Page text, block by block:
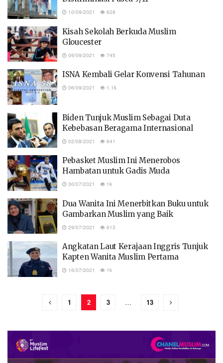
10/09/2021 628
Kisah Sekolah Berkuda Muslim
Gloucester
09/09/2021 745
ISNA Kembali Gelar Konvensi Tahunan
06/09/2021 1.1k
Biden Tunjuk Muslim Sebagai Duta
Kebebasan Beragama Internasional
02/08/2021 641
Pebasket Muslim Ini Menerobos
Hambatan untuk Gadis Muda
30/07/2021 1k
Dua Wanita Ini Menerbitkan Buku untuk
Gambarkan Muslim yang Baik
29/07/2021 613
Angkatan Laut Kerajaan Inggris Tunjuk
Kapten Wanita Muslim Pertama
16/07/2021 1k
1 2 3 … 13